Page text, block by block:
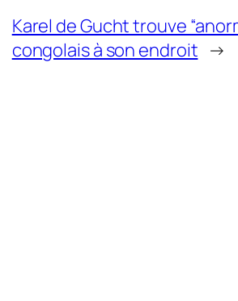
Karel de Gucht trouve
congolais à son endroit →